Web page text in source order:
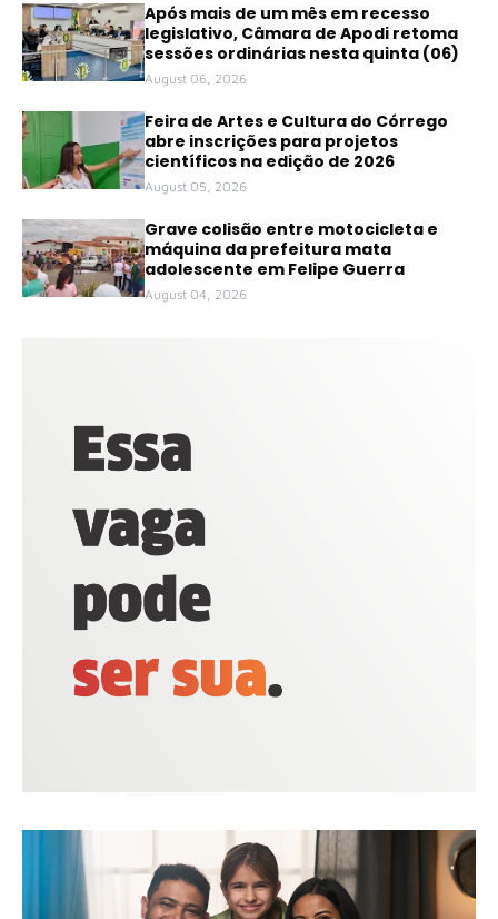
Após mais de um mês em recesso
legislativo, Câmara de Apodi retoma
sessões ordinárias nesta quinta (06)
August 06, 2026
Feira de Artes e Cultura do Córrego
abre inscrições para projetos
científicos na edição de 2026
August 05, 2026
Grave colisão entre motocicleta e
máquina da prefeitura mata
adolescente em Felipe Guerra
August 04, 2026